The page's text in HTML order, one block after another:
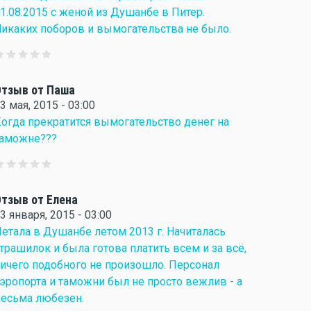
с женой из Душанбе в Питер.
поборов и вымогательства не было.
от Паша
мая, 2015 - 03:00
прекратится вымогательство денег на
от Елена
января, 2015 - 03:00
в Душанбе летом 2013 г. Начиталась
и была готова платить всем и за всё,
подобного не произошло. Персонал
и таможни был не просто вежлив - а
любезен.